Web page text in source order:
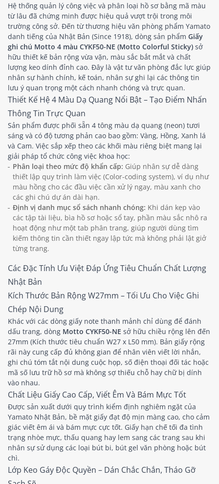
Hệ thống quản lý công việc và phân loại hồ sơ bằng mã màu
từ lâu đã chứng minh được hiệu quả vượt trội trong môi
trường công sở. Đến từ thương hiệu văn phòng phẩm Yamato
danh tiếng của Nhật Bản (Since 1918), dòng sản phẩm Giấy
ghi chú Motto 4 màu CYKF50-NE (Motto Colorful Sticky) sở
hữu thiết kế bản rộng vừa vặn, màu sắc bắt mắt và chất
lượng keo dính đỉnh cao. Đây là vật tư văn phòng đắc lực giúp
nhân sự hành chính, kế toán, nhân sự ghi lại các thông tin
lưu ý quan trọng một cách nhanh chóng và trực quan.
Thiết Kế Hệ 4 Màu Dạ Quang Nổi Bật – Tạo Điểm Nhấn
Thông Tin Trực Quan
Sản phẩm được phối sẵn 4 tông màu dạ quang (neon) tươi
sáng và có độ tương phản cao bao gồm: Vàng, Hồng, Xanh lá
và Cam. Việc sắp xếp theo các khối màu riêng biệt mang lại
giải pháp tổ chức công việc khoa học:
Phân loại theo mức độ khẩn cấp: Giúp nhân sự dễ dàng
thiết lập quy trình làm việc (Color-coding system), ví dụ như
màu hồng cho các đầu việc cần xử lý ngay, màu xanh cho
các ghi chú dự án dài hạn.
Định vị danh mục sổ sách nhanh chóng: Khi dán kẹp vào
các tập tài liệu, bìa hồ sơ hoặc sổ tay, phần màu sắc nhô ra
hoạt động như một tab phân trang, giúp người dùng tìm
kiếm thông tin cần thiết ngay lập tức mà không phải lật giở
từng trang.
Các Đặc Tính Ưu Việt Đáp Ứng Tiêu Chuẩn Chất Lượng
Nhật Bản
Kích Thước Bản Rộng W27mm – Tối Ưu Cho Việc Ghi
Chép Nội Dung
Khác với các dòng giấy note thanh mảnh chỉ dùng để đánh
dấu trang, dòng Motto CYKF50-NE sở hữu chiều rộng lên đến
27mm (Kích thước tiêu chuẩn W27 x L50 mm). Bản giấy rộng
rãi này cung cấp đủ không gian để nhân viên viết lời nhắn,
ghi chú tóm tắt nội dung cuộc họp, số điện thoại đối tác hoặc
mã số lưu trữ hồ sơ mà không sợ thiếu chỗ hay chữ bị dính
vào nhau.
Chất Liệu Giấy Cao Cấp, Viết Êm Và Bám Mực Tốt
Được sản xuất dưới quy trình kiểm định nghiêm ngặt của
Yamato Nhật Bản, bề mặt giấy đạt độ mịn màng cao, cho cảm
giác viết êm ái và bám mực cực tốt. Giấy hạn chế tối đa tình
trạng nhòe mực, thấu quang hay lem sang các trang sau khi
nhân sự sử dụng các loại bút bi, bút gel văn phòng hoặc bút
chì.
Lớp Keo Gáy Độc Quyền – Dán Chắc Chắn, Tháo Gỡ